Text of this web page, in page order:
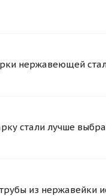
нержавеющей
стали лучше
из нержавейки